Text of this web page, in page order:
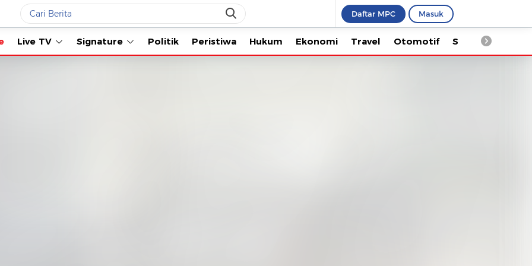
Daftar MPC Masuk